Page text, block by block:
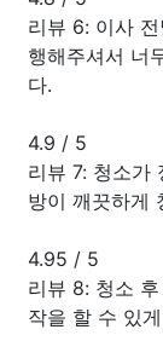
리뷰 6: 이사
행해주셔서 너
다.
4.9 / 5
리뷰 7: 청소가
방이 깨끗하게
4.95 / 5
리뷰 8: 청소
작을 할 수 있